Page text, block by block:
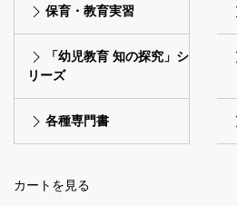
保育・教育実習
「幼児教育 知の探究」シ
リーズ
各種専門書
カートを見る